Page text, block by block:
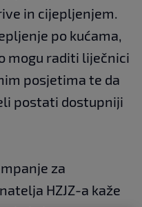
in cijepljenjem.
po kućama,
mogu raditi liječnici
posjetima te da
postati dostupniji
za
HZJZ-a kaže